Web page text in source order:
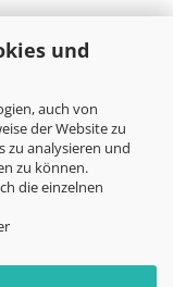
und
auch von
der Website zu
zu analysieren und
zu können.
die einzelnen